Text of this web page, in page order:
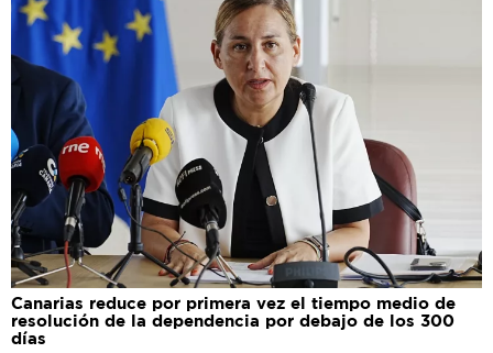
Canarias reduce por primera vez el tiempo medio de
resolución de la dependencia por debajo de los 300
días